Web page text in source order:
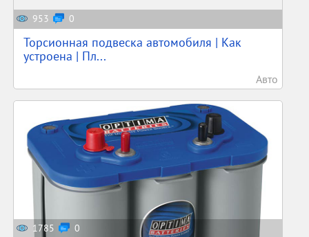
953 0
Торсионная подвеска автомобиля | Как
устроена | Пл...
Авто
1785 0